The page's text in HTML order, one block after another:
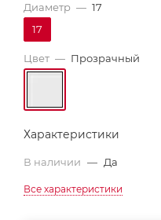
Диаметр — 17
17
Цвет — Прозрачный
Характеристики
В наличии — Да
Все характеристики